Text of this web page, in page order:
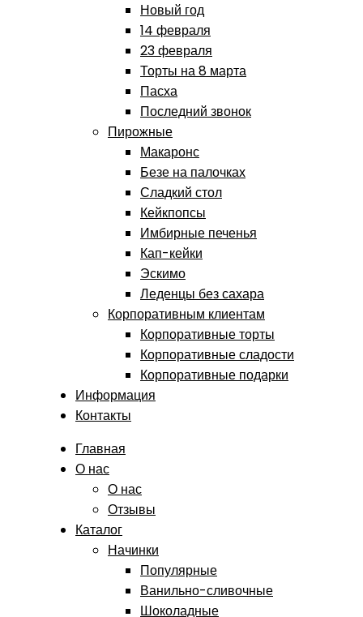
Новый год
14 февраля
23 февраля
Торты на 8 марта
Пасха
Последний звонок
Пирожные
Макаронс
Безе на палочках
Сладкий стол
Кейкпопсы
Имбирные печенья
Кап-кейки
Эскимо
Леденцы без сахара
Корпоративным клиентам
Корпоративные торты
Корпоративные сладости
Корпоративные подарки
Информация
Контакты
Главная
О нас
О нас
Отзывы
Каталог
Начинки
Популярные
Ванильно-сливочные
Шоколадные